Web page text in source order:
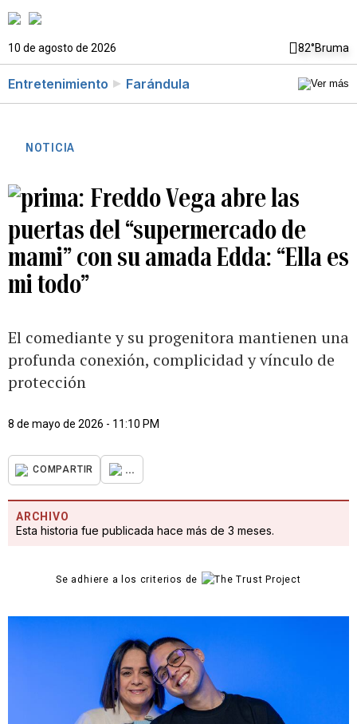
10 de agosto de 2026 82°Bruma
Entretenimiento Farándula
NOTICIA
Freddo Vega abre las
puertas del “supermercado de
mami” con su amada Edda: “Ella es
mi todo”
El comediante y su progenitora mantienen una
profunda conexión, complicidad y vínculo de
protección
8 de mayo de 2026 - 11:10 PM
COMPARTIR ...
ARCHIVO
Esta historia fue publicada hace más de 3 meses.
Se adhiere a los criterios de